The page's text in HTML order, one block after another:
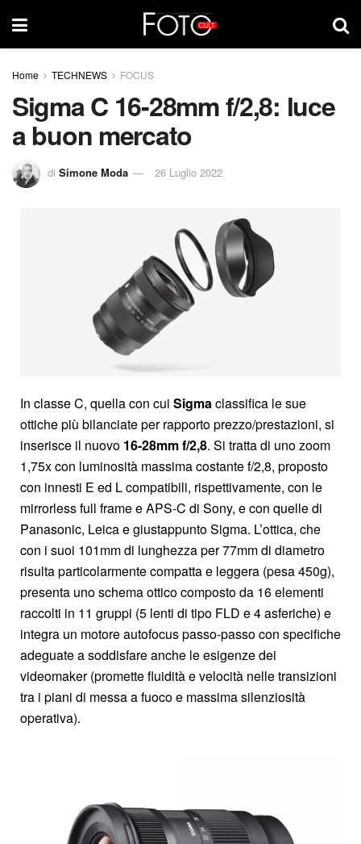
Home TECHNEWS FOCUS
Sigma C 16-28mm f/2,8: luce
a buon mercato
di Simone Moda 26 Luglio 2022
In classe C, quella con cui Sigmaclassifica le sue
ottiche più bilanciate per rapporto prezzo/prestazioni, si
inserisce il nuovo 16-28mm f/2,8. Si tratta di uno zoom
1,75x con luminosità massima costante f/2,8, proposto
con innesti E ed L compatibili, rispettivamente, con le
mirrorless full frame e APS-C di Sony, e con quelle di
Panasonic, Leica e giustappunto Sigma. L’ottica, che
con i suoi 101mm di lunghezza per 77mm di diametro
risulta particolarmente compatta e leggera (pesa 450g),
presenta uno schema ottico composto da 16 elementi
raccolti in 11 gruppi (5 lenti di tipo FLD e 4 asferiche) e
integra un motore autofocus passo-passo con specifiche
adeguate a soddisfare anche le esigenze dei
videomaker (promette fluidità e velocità nelle transizioni
tra i piani di messa a fuoco e massima silenziosità
operativa).